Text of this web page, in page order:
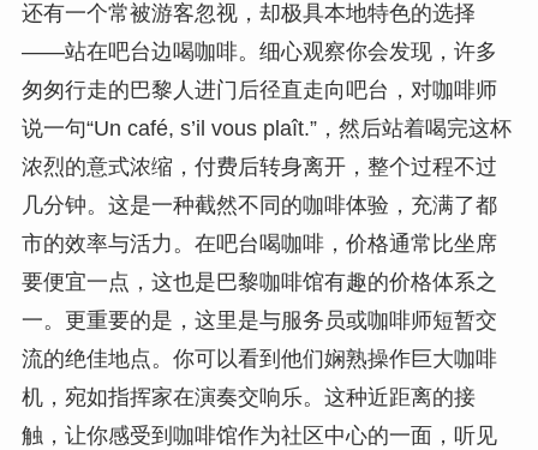
还有一个常被游客忽视，却极具本地特色的选择
——站在吧台边喝咖啡。细心观察你会发现，许多
匆匆行走的巴黎人进门后径直走向吧台，对咖啡师
说一句“Un café, s’il vous plaît.”，然后站着喝完这杯
浓烈的意式浓缩，付费后转身离开，整个过程不过
几分钟。这是一种截然不同的咖啡体验，充满了都
市的效率与活力。在吧台喝咖啡，价格通常比坐席
要便宜一点，这也是巴黎咖啡馆有趣的价格体系之
一。更重要的是，这里是与服务员或咖啡师短暂交
流的绝佳地点。你可以看到他们娴熟操作巨大咖啡
机，宛如指挥家在演奏交响乐。这种近距离的接
触，让你感受到咖啡馆作为社区中心的一面，听见